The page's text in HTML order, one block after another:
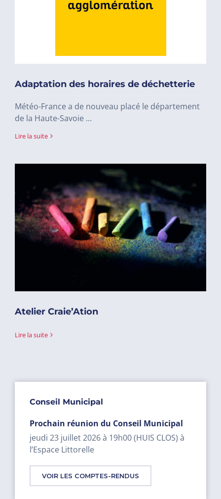
Adaptation des horaires de déchetterie
Météo-France a de nouveau placé le département
de la Haute-Savoie ...
Lire la suite
Atelier Craie’Ation
Lire la suite
Conseil Municipal
Prochain réunion du Conseil Municipal
jeudi 23 juillet 2026 à 19h00 (HUIS CLOS) à
l’Espace Littorelle
VOIR LES COMPTES-RENDUS